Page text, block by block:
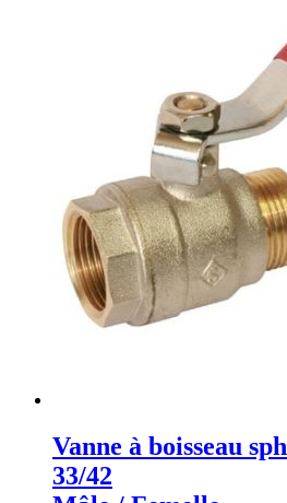
Vanne à boisseau
33/42